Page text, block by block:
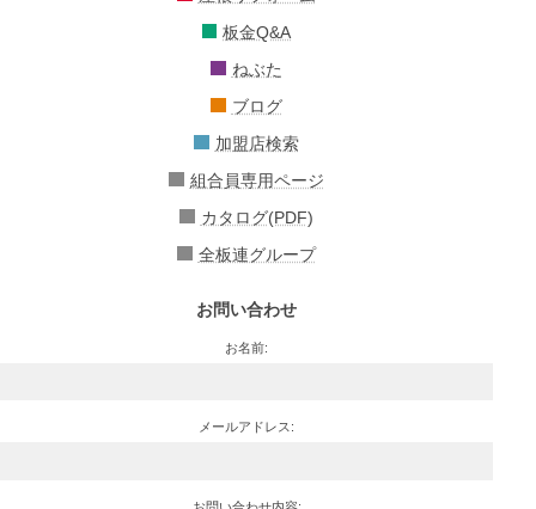
板金Q&A
ねぶた
ブログ
加盟店検索
組合員専用ページ
カタログ(PDF)
全板連グループ
お問い合わせ
お名前:
メールアドレス: